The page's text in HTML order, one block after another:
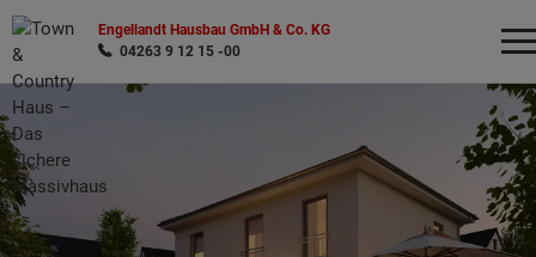
Engellandt Hausbau GmbH & Co. KG
04263 9 12 15 -00
Wonach möchten Sie suchen?